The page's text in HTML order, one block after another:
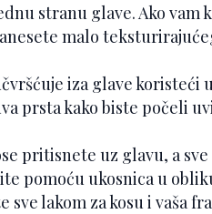
stranu glave. Ako vam
malo
iza glave koristeći
prsta kako biste počeli
pritisnete uz glavu, a
pomoću ukosnica u
lakom za kosu i vaša